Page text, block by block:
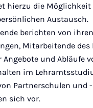
hierzu die Möglichkeit
Austausch.
berichten von ihren
Mitarbeitende des
und Abläufe
im
Partnerschulen
sich vor.